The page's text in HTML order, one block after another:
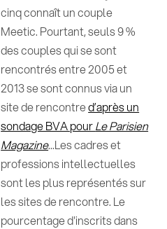
cinq connaît un couple
Meetic. Pourtant, seuls 9 %
des couples qui se sont
rencontrés entre 2005 et
2013 se sont connus via un
site de rencontred’après un
sondage BVA pourLe Parisien
Magazine...Les cadres et
professions intellectuelles
sont les plus représentés sur
les sites de rencontre. Le
pourcentage d'inscrits dans